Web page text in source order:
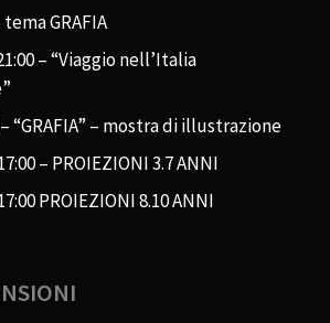
GRAFIA
– “Viaggio nell’Italia
“GRAFIA” – mostra di illustrazione
– PROIEZIONI 3.7 ANNI
PROIEZIONI 8.10 ANNI